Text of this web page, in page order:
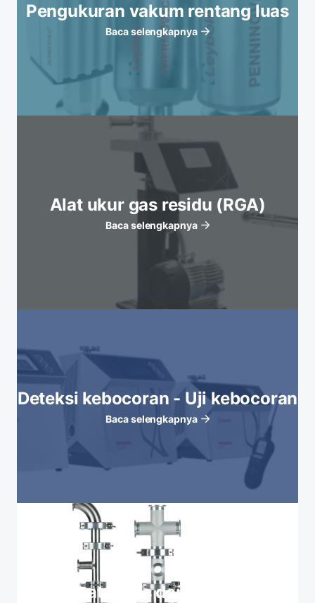
Pengukuran vakum rentang luas
Baca selengkapnya
Alat ukur gas residu (RGA)
Baca selengkapnya
Deteksi kebocoran - Uji kebocoran
Baca selengkapnya
Perangkat keras dan katup vakum